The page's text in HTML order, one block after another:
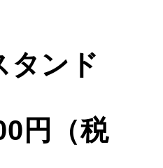
タンド
円（税